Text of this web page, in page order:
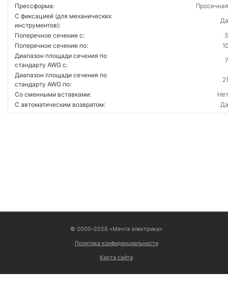
Прессформа:
Просечная
С фиксацией (для механических
инструментов):
Да
Поперечное сечение с:
.5
Поперечное сечение по:
10
Диапазон площади сечения по
стандарту AWG с:
7
Диапазон площади сечения по
стандарту AWG по:
21
Со сменными вставками:
Нет
С автоматическим возвратом:
Да
© 2000–2026 «Мечта электрика»
Политика конфиденциальности
Карта сайта